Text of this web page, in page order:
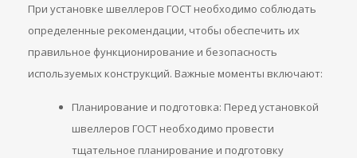
При установке швеллеров ГОСТ необходимо соблюдать
определенные рекомендации, чтобы обеспечить их
правильное функционирование и безопасность
используемых конструкций. Важные моменты включают:
Планирование и подготовка: Перед установкой
швеллеров ГОСТ необходимо провести
тщательное планирование и подготовку